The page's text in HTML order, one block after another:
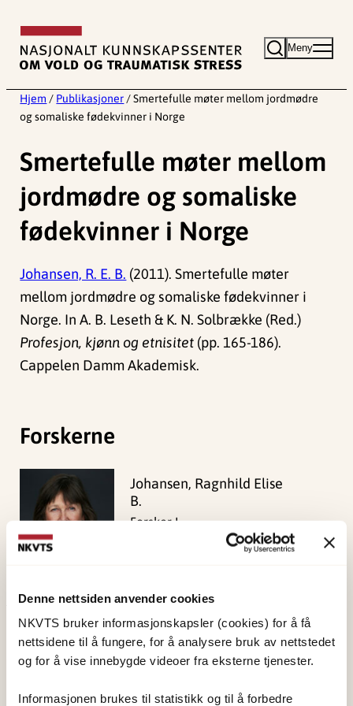
Denne nettsiden anvender cookies
NKVTS bruker informasjonskapsler (cookies) for å få
nettsidene til å fungere, for å analysere bruk av nettstedet
og for å vise innebygde videoer fra eksterne tjenester.
Informasjonen brukes til statistikk og til å forbedre
innhold
Meny
Hjem / Publikasjoner / Smertefulle møter mellom jordmødre
og somaliske fødekvinner i Norge
Smertefulle møter mellom
jordmødre og somaliske
fødekvinner i Norge
Johansen, R. E. B. (2011). Smertefulle møter
mellom jordmødre og somaliske fødekvinner i
Norge. In A. B. Leseth & K. N. Solbrække (Red.)
Profesjon, kjønn og etnisitet (pp. 165-186).
Cappelen Damm Akademisk.
Forskerne
Johansen, Ragnhild Elise
B.
Forsker I
Publisert:19. mars 2026
Sist redigert:8. august 2026